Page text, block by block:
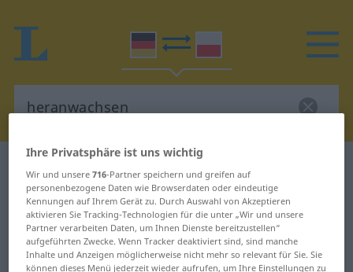
Deutsch-Polnisch Übersetzung für
"heranwachsen"
"heranwachsen" Polnisch
Ihre Privatsphäre ist uns wichtig
Wir und unsere716-Partner speichern und greifen auf
personenbezogene Daten wie Browserdaten oder eindeutige
Kennungen auf Ihrem Gerät zu. Durch Auswahl von Akzeptieren
aktivieren Sie Tracking-Technologien für die unter „Wir und unsere
Partner verarbeiten Daten, um Ihnen Dienste bereitzustellen“
aufgeführten Zwecke. Wenn Tracker deaktiviert sind, sind manche
Inhalte und Anzeigen möglicherweise nicht mehr so relevant für Sie. Sie
können dieses Menü jederzeit wieder aufrufen, um Ihre Einstellungen zu